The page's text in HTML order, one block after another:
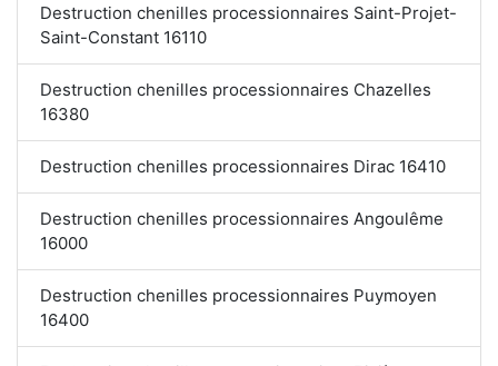
Destruction chenilles processionnaires Saint-Projet-
Saint-Constant 16110
Destruction chenilles processionnaires Chazelles
16380
Destruction chenilles processionnaires Dirac 16410
Destruction chenilles processionnaires Angoulême
16000
Destruction chenilles processionnaires Puymoyen
16400